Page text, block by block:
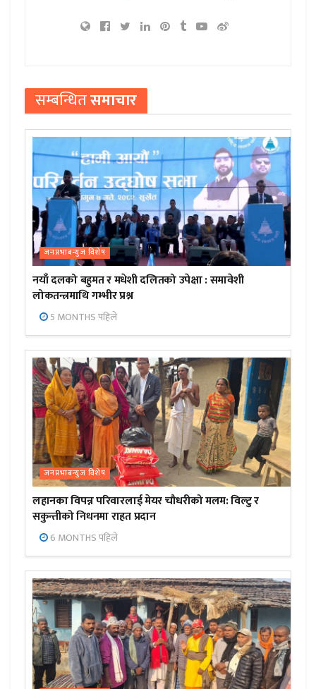
सम्बन्धितसमाचार
जनप्रभाबन्युज विशेष
नयाँ दलको बहुमत र मधेशी दलितको उपेक्षा : समावेशी
लोकतन्त्रमाथि गम्भीर प्रश्न
5 MONTHS पहिले
जनप्रभाबन्युज विशेष
लहानका विपन्न परिवारलाई मेयर चौधरीको मलम: विल्टु र
सकुन्तीको निधनमा राहत प्रदान
6 MONTHS पहिले